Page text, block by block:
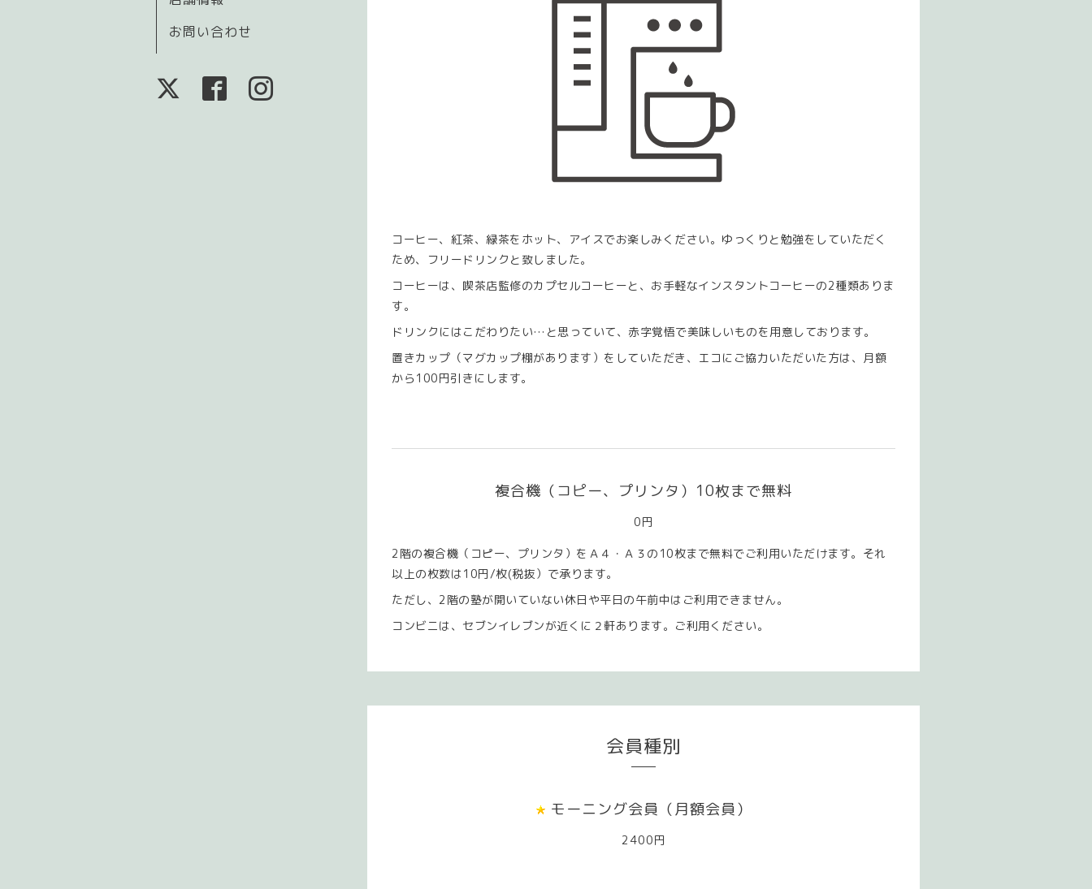
お問い合わせ
コーヒー、紅茶、緑茶をホット、アイスでお楽しみください。ゆっくりと勉強をしていただく
ため、フリードリンクと致しました。
コーヒーは、喫茶店監修のカプセルコーヒーと、お手軽なインスタントコーヒーの2種類ありま
す。
ドリンクにはこだわりたい…と思っていて、赤字覚悟で美味しいものを用意しております。
置きカップ（マグカップ棚があります）をしていただき、エコにご協力いただいた方は、月額
から100円引きにします。
複合機（コピー、プリンタ）10枚まで無料
0円
2階の複合機（コピー、プリンタ）をＡ４・Ａ３の10枚まで無料でご利用いただけます。それ
以上の枚数は10円/枚(税抜）で承ります。
ただし、2階の塾が開いていない休日や平日の午前中はご利用できません。
コンビニは、セブンイレブンが近くに２軒あります。ご利用ください。
会員種別
モーニング会員（月額会員）
2400円